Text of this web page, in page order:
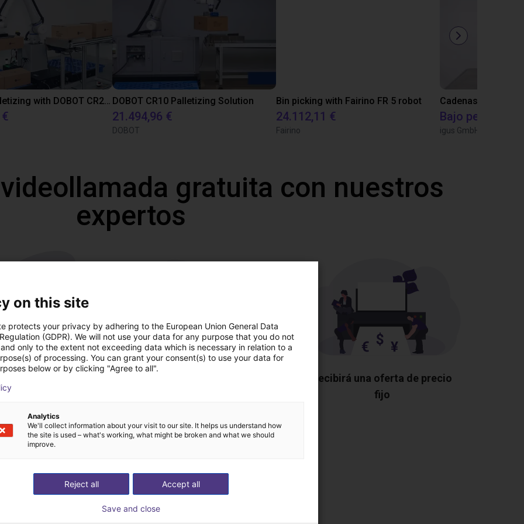
Efficient Palletizing with DOBOT CR20A DOBOT CR10 Palletizing Solution
21.494,96 €
DOBOT
Bin picking with Fairino FR 5 robot
24.112,11 €
Fairino
Bajo petición
igus GmbH
gratuita con nuestros
expertos
su aplicación
Recibirá una oferta de precio
fijo
on this site
protects your privacy by adhering to the European Union General Data
(GDPR). We will not use your data for any purpose that you do not
only to the extent not exceeding data which is necessary in relation to a
of processing. You can grant your consent(s) to use your data for
below or by clicking "Agree to all".
Analytics
We'll collect information about your visit to our site. It helps us understand how
the site is used – what's working, what might be broken and what we should
improve.
Accept all
Reject all
Save and close